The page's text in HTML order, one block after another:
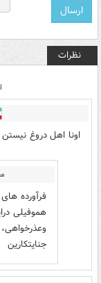
نظرات
اونا اهل دروغ نیستن
فرآورده
هموفیلی
جنایتکارین